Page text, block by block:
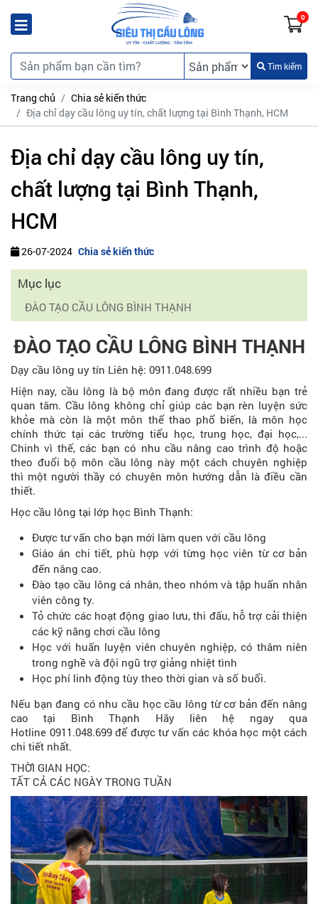
0
Tìm kiếm
Trang chủ
Chia sẻ kiến thức
Địa chỉ dạy cầu lông uy tín, chất lượng tại Bình Thạnh, HCM
Địa chỉ dạy cầu lông uy tín,
chất lượng tại Bình Thạnh,
HCM
26-07-2024 Chia sẻ kiến thức
Mục lục
ĐÀO TẠO CẦU LÔNG BÌNH THẠNH
ĐÀO TẠO CẦU LÔNG BÌNH THẠNH
Dạy cầu lông uy tín Liên hệ: 0911.048.699
Hiện nay, cầu lông là bộ môn đang được rất nhiều bạn trẻ
quan tâm. Cầu lông không chỉ giúp các bạn rèn luyện sức
khỏe mà còn là một môn thể thao phổ biến, là môn học
chính thức tại các trường tiểu học, trung học, đại học,...
Chinh vì thế, các bạn có nhu cầu nâng cao trình độ hoặc
theo đuổi bộ môn cầu lông này một cách chuyên nghiệp
thì một người thầy có chuyên môn hướng dẫn là điều cần
thiết.
Học cầu lông tại lớp học Bình Thạnh:
Được tư vấn cho bạn mới làm quen với cầu lông
Giáo án chi tiết, phù hợp với từng học viên từ cơ bản
đến nâng cao.
Đào tạo cầu lông cá nhân, theo nhóm và tập huấn nhân
viên công ty.
Tỏ chức các hoạt động giao lưu, thi đấu, hỗ trợ cải thiện
các kỹ năng chơi cầu lông
Học với huấn luyện viên chuyên nghiệp, có thâm niên
trong nghề và đội ngũ trợ giảng nhiệt tình
Học phí linh động tùy theo thời gian và số buổi.
Nếu bạn đang có nhu cầu học cầu lông từ cơ bản đến nâng
cao tại Bình Thạnh Hãy liên hệ ngay qua
Hotline 0911.048.699 để được tư vấn các khóa học một cách
chi tiết nhất.
THỜI GIAN HỌC:
TẤT CẢ CÁC NGÀY TRONG TUẦN